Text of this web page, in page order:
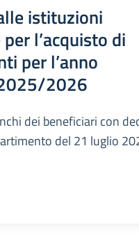
istituzioni
l’acquisto di
per l’anno
2026
dei beneficiari con
del 21 luglio